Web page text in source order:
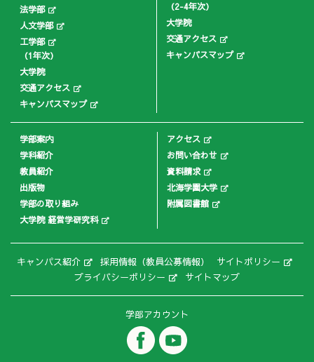
法学部
人文学部
工学部
（1年次）
大学院
交通アクセス
キャンパスマップ
（2-4年次）
大学院
交通アクセス
キャンパスマップ
学部案内
学科紹介
教員紹介
出版物
学部の取り組み
大学院 経営学研究科
アクセス
お問い合わせ
資料請求
北海学園大学
附属図書館
キャンパス紹介 採用情報（教員公募情報）
サイトポリシー
プライバシーポリシー
サイトマップ
学部アカウント